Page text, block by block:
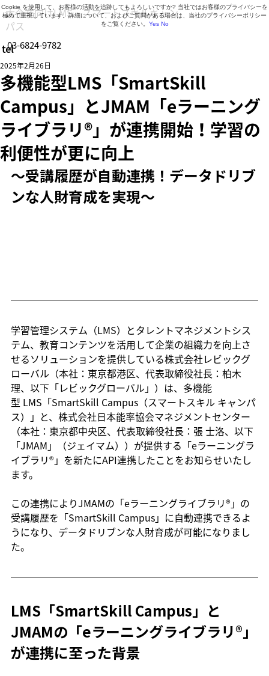
営業時間 9:30～18:30（月曜日～金曜日）
tel03-6824-9782
大企業向けLMS・スマートスキルキャン
パス
多機能型LMS「SmartSkill
Campus」とJMAM「eラーニング
ライブラリ®」が連携開始！学習の
利便性が更に向上
2025年2月26日
～受講履歴が自動連携！データドリブ
ンな人財育成を実現～
学習管理システム（LMS）とタレントマネジメントシス
テム、教育コンテンツを活用して企業の組織力を向上さ
せるソリューションを提供している株式会社レビックグ
ローバル（本社：東京都港区、代表取締役社長：柏木
理、以下「レビックグローバル」）は、多機能
型 LMS「SmartSkill Campus（スマートスキル キャンパ
ス）」と、株式会社日本能率協会マネジメントセンター
（本社：東京都中央区、代表取締役社長：張 士洛、以下
「JMAM」（ジェイマム））が提供する「eラーニングラ
イブラリ®」を新たにAPI連携したことをお知らせいたし
ます。
この連携によりJMAMの「eラーニングライブラリ®」の
受講履歴を「SmartSkill Campus」に自動連携できるよ
うになり、データドリブンな人財育成が可能になりまし
た。
LMS「SmartSkill Campus」と
JMAMの「eラーニングライブラリ®」
が連携に至った背景
Cookie を使用して、お客様の活動を追跡してもよろしいですか? 当社ではお客様のプライバシーを
極めて重視しています。詳細について、およびご質問がある場合は、当社のプライバシーポリシー
をご覧ください。 Yes No